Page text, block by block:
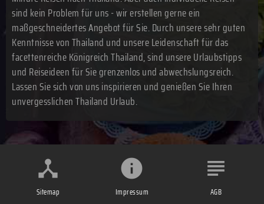
sind kein Problem für uns - wir erstellen gerne ein
maßgeschneidertes Angebot für Sie. Durch unsere sehr guten
Kenntnisse von Thailand und unsere Leidenschaft für das
facettenreiche Königreich Thailand, sind unsere Urlaubstipps
und Reiseideen für Sie grenzenlos und abwechslungsreich.
Lassen Sie sich von uns inspirieren und genießen Sie Ihren
unvergesslichen Thailand Urlaub.
Sitemap Impressum AGB